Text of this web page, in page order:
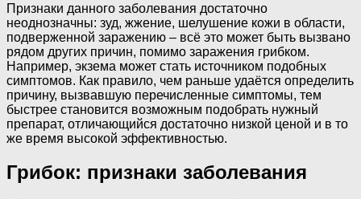
Признаки данного заболевания достаточно
неоднозначны: зуд, жжение, шелушение кожи в области,
подверженной заражению – всё это может быть вызвано
рядом других причин, помимо заражения грибком.
Например, экзема может стать источником подобных
симптомов. Как правило, чем раньше удаётся определить
причину, вызвавшую перечисленные симптомы, тем
быстрее становится возможным подобрать нужный
препарат, отличающийся достаточно низкой ценой и в то
же время высокой эффективностью.
Грибок: признаки заболевания